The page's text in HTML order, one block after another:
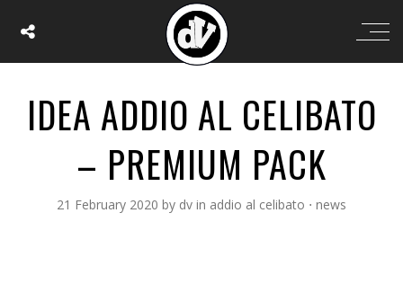
IDEA ADDIO AL CELIBATO
– PREMIUM PACK
21 February 2020 by dv in addio al celibato ⋅ news